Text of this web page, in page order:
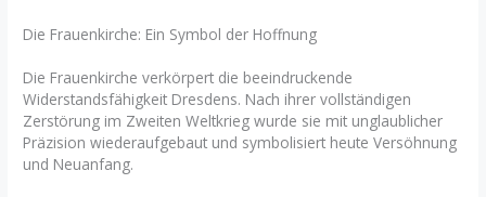
Die Frauenkirche: Ein Symbol der Hoffnung
Die Frauenkirche verkörpert die beeindruckende
Widerstandsfähigkeit Dresdens. Nach ihrer vollständigen
Zerstörung im Zweiten Weltkrieg wurde sie mit unglaublicher
Präzision wiederaufgebaut und symbolisiert heute Versöhnung
und Neuanfang.